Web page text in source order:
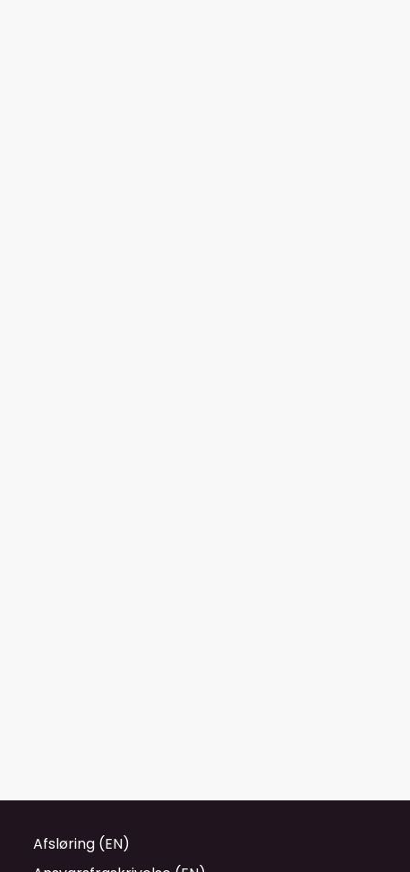
Afsløring (EN)